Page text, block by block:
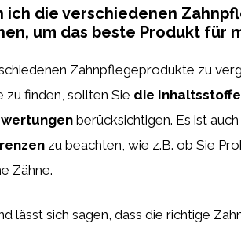
ich die verschiedenen
um das beste Produkt für
Zahnpflegeprodukte zu
zu finden, sollten Sie die Inhaltsstoffe
berücksichtigen. Es ist auch
zu beachten, wie z.B. ob Sie
Zähne.
lässt sich sagen, dass die richtige